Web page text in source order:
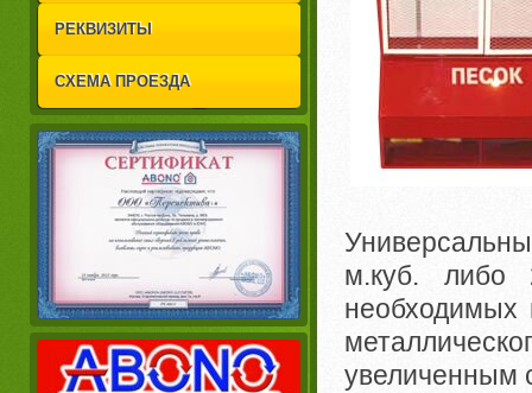
РЕКВИЗИТЫ
СХЕМА ПРОЕЗДА
м.куб. либо
необходимых
увеличенным